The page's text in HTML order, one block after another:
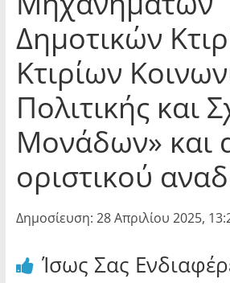
Δημοτικών
Κτιρίων
Πολιτικής και
Μονάδων» και
οριστικού
Δημοσίευση: 28 Απριλίου 2025,
Ίσως Σας